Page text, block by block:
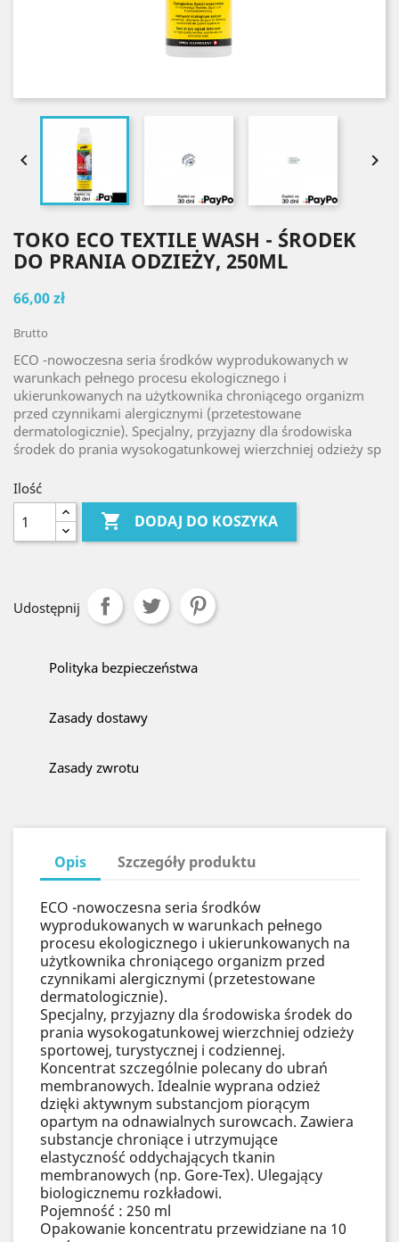
 
TOKO ECO TEXTILE WASH - ŚRODEK
DO PRANIA ODZIEŻY, 250ML
66,00 zł
Brutto
ECO -nowoczesna seria środków wyprodukowanych w
warunkach pełnego procesu ekologicznego i
ukierunkowanych na użytkownika chroniącego organizm
przed czynnikami alergicznymi (przetestowane
dermatologicznie). Specjalny, przyjazny dla środowiska
środek do prania wysokogatunkowej wierzchniej odzieży sp
Ilość
 DODAJ DO KOSZYKA
Udostępnij
Polityka bezpieczeństwa
Zasady dostawy
Zasady zwrotu
Opis Szczegóły produktu
ECO -nowoczesna seria środków
wyprodukowanych w warunkach pełnego
procesu ekologicznego i ukierunkowanych na
użytkownika chroniącego organizm przed
czynnikami alergicznymi (przetestowane
dermatologicznie).
Specjalny, przyjazny dla środowiska środek do
prania wysokogatunkowej wierzchniej odzieży
sportowej, turystycznej i codziennej.
Koncentrat szczególnie polecany do ubrań
membranowych. Idealnie wyprana odzież
dzięki aktywnym substancjom piorącym
opartym na odnawialnych surowcach. Zawiera
substancje chroniące i utrzymujące
elastyczność oddychających tkanin
membranowych (np. Gore-Tex). Ulegający
biologicznemu rozkładowi.
Pojemność : 250 ml
Opakowanie koncentratu przewidziane na 10